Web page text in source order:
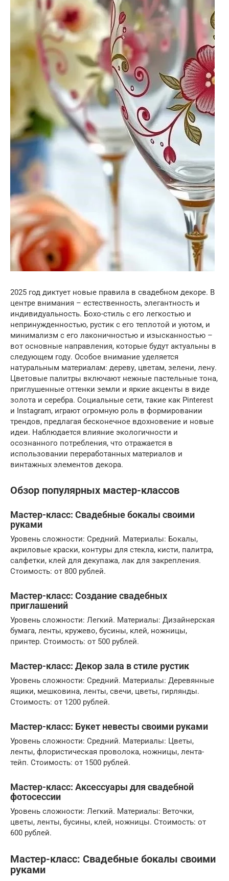
2025 год диктует новые правила в свадебном декоре. В
центре внимания – естественность, элегантность и
индивидуальность. Бохо-стиль с его легкостью и
непринужденностью, рустик с его теплотой и уютом, и
минимализм с его лаконичностью и изысканностью –
вот основные направления, которые будут актуальны в
следующем году. Особое внимание уделяется
натуральным материалам: дереву, цветам, зелени, лену.
Цветовые палитры включают нежные пастельные тона,
приглушенные оттенки земли и яркие акценты в виде
золота и серебра. Социальные сети, такие как Pinterest
и Instagram, играют огромную роль в формировании
трендов, предлагая бесконечное вдохновение и новые
идеи. Наблюдается влияние экологичности и
осознанного потребления, что отражается в
использовании переработанных материалов и
винтажных элементов декора.
Обзор популярных мастер-классов
Мастер-класс: Свадебные бокалы своими
руками
Уровень сложности: Средний. Материалы: Бокалы,
акриловые краски, контуры для стекла, кисти, палитра,
салфетки, клей для декупажа, лак для закрепления.
Стоимость: от 800 рублей.
Мастер-класс: Создание свадебных
приглашений
Уровень сложности: Легкий. Материалы: Дизайнерская
бумага, ленты, кружево, бусины, клей, ножницы,
принтер. Стоимость: от 500 рублей.
Мастер-класс: Декор зала в стиле рустик
Уровень сложности: Средний. Материалы: Деревянные
ящики, мешковина, ленты, свечи, цветы, гирлянды.
Стоимость: от 1200 рублей.
Мастер-класс: Букет невесты своими руками
Уровень сложности: Средний. Материалы: Цветы,
ленты, флористическая проволока, ножницы, лента-
тейп. Стоимость: от 1500 рублей.
Мастер-класс: Аксессуары для свадебной
фотосессии
Уровень сложности: Легкий. Материалы: Веточки,
цветы, ленты, бусины, клей, ножницы. Стоимость: от
600 рублей.
Мастер-класс: Свадебные бокалы своими
руками